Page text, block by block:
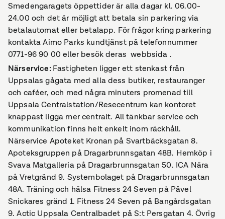
Smedengaragets öppettider är alla dagar kl. 06.00-
24.00 och det är möjligt att betala sin parkering via
betalautomat eller betalapp. För frågor kring parkering
kontakta Aimo Parks kundtjänst på telefonnummer
0771-96 90 00 eller besök deras webbsida .
Närservice:Fastigheten ligger ett stenkast från
Uppsalas gågata med alla dess butiker, restauranger
och caféer, och med några minuters promenad till
Uppsala Centralstation/Resecentrum kan kontoret
knappast ligga mer centralt. All tänkbar service och
kommunikation finns helt enkelt inom räckhåll.
Närservice Apoteket Kronan på Svartbäcksgatan 8.
Apoteksgruppen på Dragarbrunnsgatan 48B. Hemköp i
Svava Matgalleria på Dragarbrunnsgatan 50. ICA Nära
på Vretgränd 9. Systembolaget på Dragarbrunnsgatan
48A. Träning och hälsa Fitness 24 Seven på Påvel
Snickares gränd 1. Fitness 24 Seven på Bangårdsgatan
9. Actic Uppsala Centralbadet på S:t Persgatan 4. Övrig